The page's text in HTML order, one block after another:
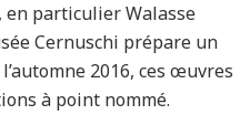
en particulier Walasse
Cernuschi prépare un
2016, ces œuvres
à point nommé.